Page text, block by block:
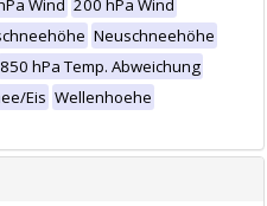
Wind 200 hPa Wind
Neuschneehöhe
850 hPa Temp. Abweichung
Eis Wellenhoehe